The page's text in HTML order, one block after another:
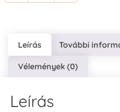
Leírás További
Vélemények (0)
Leírás